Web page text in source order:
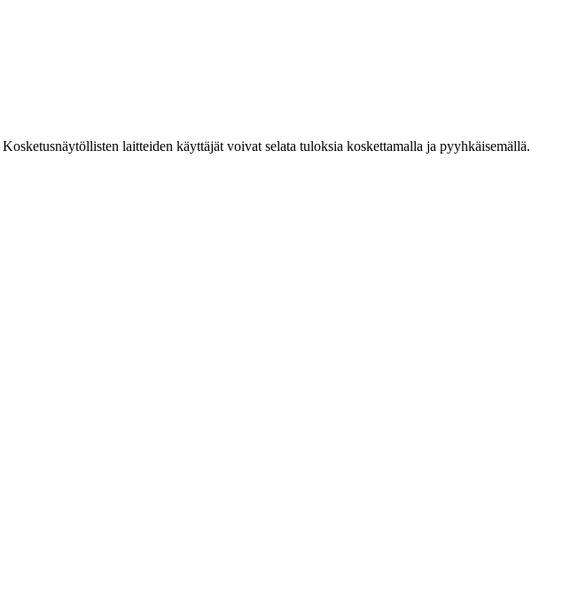
laitteiden käyttäjät voivat selata tuloksia koskettamalla ja pyyhkäisemällä.